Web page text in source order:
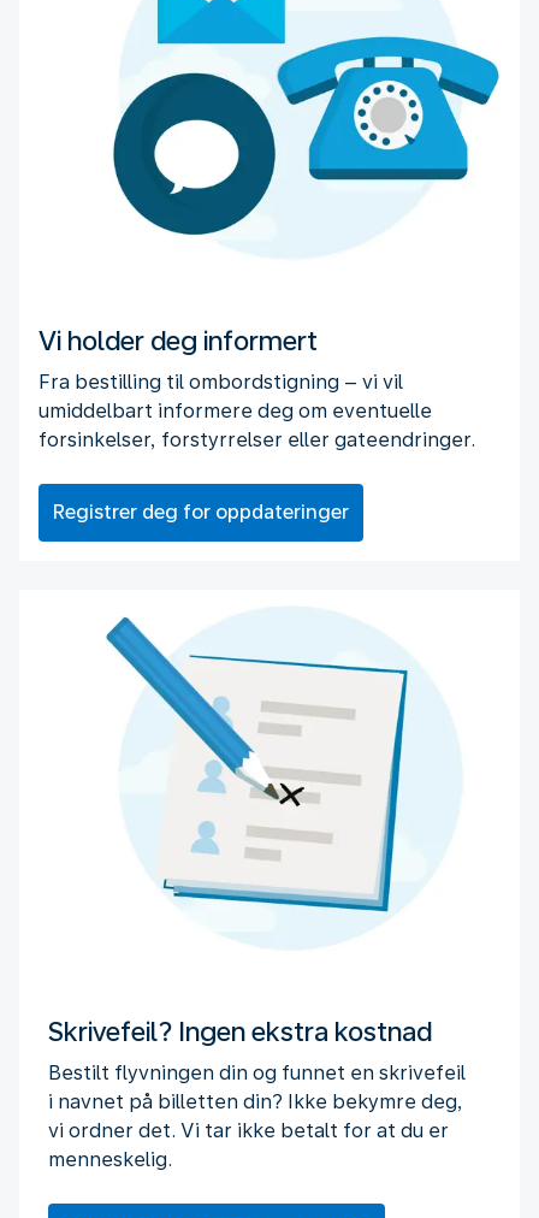
Vi holder deg informert
Fra bestilling til ombordstigning – vi vil
umiddelbart informere deg om eventuelle
forsinkelser, forstyrrelser eller gateendringer.
Registrer deg for oppdateringer
Skrivefeil? Ingen ekstra kostnad
Bestilt flyvningen din og funnet en skrivefeil
i navnet på billetten din? Ikke bekymre deg,
vi ordner det. Vi tar ikke betalt for at du er
menneskelig.